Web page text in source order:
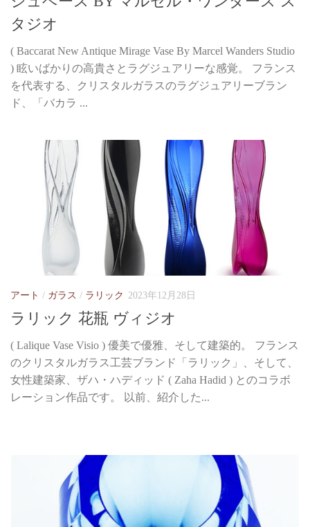
タジオ
( Baccarat New Antique Mirage Vase By Marcel Wanders Studio
) 眩いばかりの高貴さとラグジュアリーな感覚。 フランス
を代表する、クリスタルガラスのラグジュアリーブラン
ド、「バカラ ...
アート / ガラス / ラリック 2023年12月28日
ラリック 花瓶 ヴィジオ
( Lalique Vase Visio ) 優美で優雅、そして建築的。 フランス
のクリスタルガラス工芸ブランド「ラリック」、そして、
女性建築家、ザハ・ハディッド ( Zaha Hadid ) とのコラボ
レーション作品です。 以前、紹介した...